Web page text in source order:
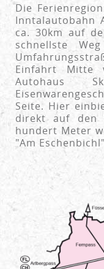
Die
Inntalautobahn
ca. 30km auf
schnellste
Einfahrt Mitte
Autohaus
Seite. Hier
direkt auf den
hundert Meter
"Am